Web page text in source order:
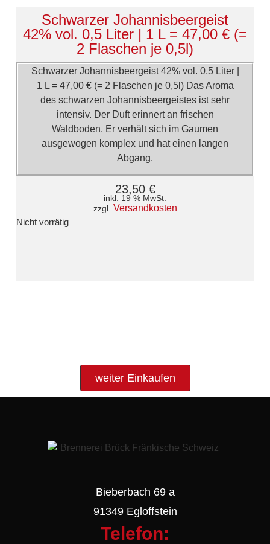
Schwarzer Johannisbeergeist
42% vol. 0,5 Liter | 1 L = 47,00 € (=
2 Flaschen je 0,5l)
Schwarzer Johannisbeergeist 42% vol. 0,5 Liter |
1 L = 47,00 € (= 2 Flaschen je 0,5l) Das Aroma
des schwarzen Johannisbeergeistes ist sehr
intensiv. Der Duft erinnert an frischen
Waldboden. Er verhält sich im Gaumen
ausgewogen komplex und hat einen langen
Abgang.
23,50 €
inkl. 19 % MwSt.
zzgl. Versandkosten
Nicht vorrätig
weiter Einkaufen
Bieberbach 69 a
91349 Egloffstein
Telefon: